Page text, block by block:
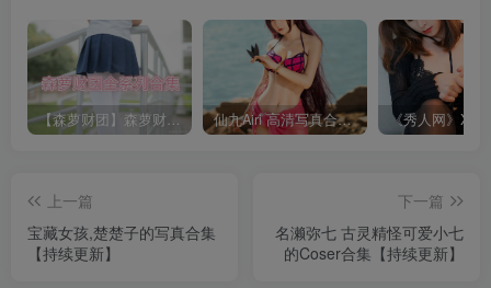
【森萝财团】森萝财团系列福利原版无水印合集下载[与本站内容同步更新] 仙九Airi 高清写真合集[持续更新]
上一篇
宝藏女孩,楚楚子的写真合集
【持续更新】
下一篇
名濑弥七 古灵精怪可爱小七
的Coser合集【持续更新】